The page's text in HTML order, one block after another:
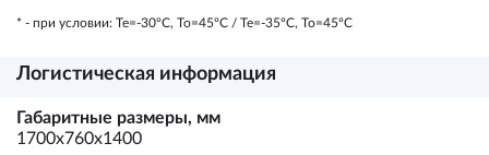
* - при условии: Te=-30ºC, To=45ºC / Te=-35ºC, To=45ºC
Логистическая информация
Габаритные размеры, мм
1700х760х1400